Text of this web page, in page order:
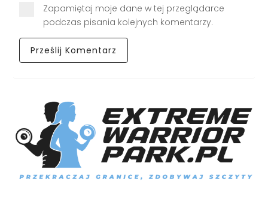
Zapamiętaj moje dane w tej przeglądarce
podczas pisania kolejnych komentarzy.